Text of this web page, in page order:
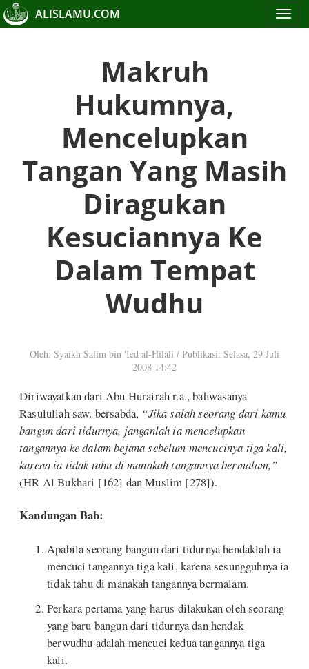
Toggle
ALISLAMU.COM
Makruh
Hukumnya,
Mencelupkan
Tangan Yang Masih
Diragukan
Kesuciannya Ke
Dalam Tempat
Wudhu
Oleh: Syaikh Salim bin 'Ied al-Hilali / Publikasi: Selasa, 29 Juli
2008 14:42
Diriwayatkan dari Abu Hurairah r.a., bahwasanya
Rasulullah saw. bersabda, “Jika salah seorang dari kamu
bangun dari tidurnya, janganlah ia mencelupkan
tangannya ke dalam bejana sebelum mencucinya tiga kali,
karena ia tidak tahu di manakah tangannya bermalam,”
(HR Al Bukhari [162] dan Muslim [278]).
Kandungan Bab:
Apabila seorang bangun dari tidurnya hendaklah ia
mencuci tangannya tiga kali, karena sesungguhnya ia
tidak tahu di manakah tangannya bermalam.
Perkara pertama yang harus dilakukan oleh seorang
yang baru bangun dari tidurnya dan hendak
berwudhu adalah mencuci kedua tangannya tiga
kali.